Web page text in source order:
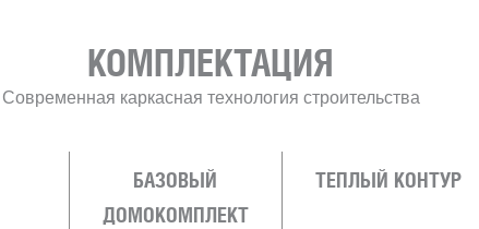
КОМПЛЕКТАЦИЯ
Современная каркасная технология строительства
БАЗОВЫЙ
ДОМОКОМПЛЕКТ
ТЕПЛЫЙ КОНТУР